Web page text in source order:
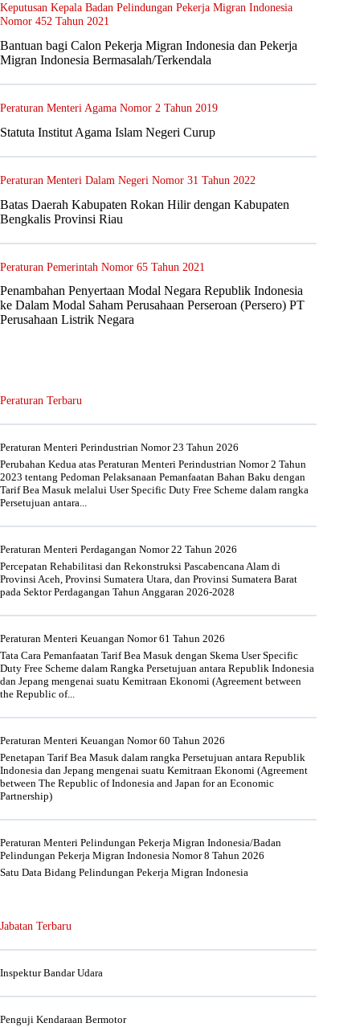
Keputusan Kepala Badan Pelindungan Pekerja Migran Indonesia
Nomor 452 Tahun 2021
Bantuan bagi Calon Pekerja Migran Indonesia dan Pekerja
Migran Indonesia Bermasalah/Terkendala
Peraturan Menteri Agama Nomor 2 Tahun 2019
Statuta Institut Agama Islam Negeri Curup
Peraturan Menteri Dalam Negeri Nomor 31 Tahun 2022
Batas Daerah Kabupaten Rokan Hilir dengan Kabupaten
Bengkalis Provinsi Riau
Peraturan Pemerintah Nomor 65 Tahun 2021
Penambahan Penyertaan Modal Negara Republik Indonesia
ke Dalam Modal Saham Perusahaan Perseroan (Persero) PT
Perusahaan Listrik Negara
Peraturan Terbaru
Peraturan Menteri Perindustrian Nomor 23 Tahun 2026
Perubahan Kedua atas Peraturan Menteri Perindustrian Nomor 2 Tahun
2023 tentang Pedoman Pelaksanaan Pemanfaatan Bahan Baku dengan
Tarif Bea Masuk melalui User Specific Duty Free Scheme dalam rangka
Persetujuan antara...
Peraturan Menteri Perdagangan Nomor 22 Tahun 2026
Percepatan Rehabilitasi dan Rekonstruksi Pascabencana Alam di
Provinsi Aceh, Provinsi Sumatera Utara, dan Provinsi Sumatera Barat
pada Sektor Perdagangan Tahun Anggaran 2026-2028
Peraturan Menteri Keuangan Nomor 61 Tahun 2026
Tata Cara Pemanfaatan Tarif Bea Masuk dengan Skema User Specific
Duty Free Scheme dalam Rangka Persetujuan antara Republik Indonesia
dan Jepang mengenai suatu Kemitraan Ekonomi (Agreement between
the Republic of...
Peraturan Menteri Keuangan Nomor 60 Tahun 2026
Penetapan Tarif Bea Masuk dalam rangka Persetujuan antara Republik
Indonesia dan Jepang mengenai suatu Kemitraan Ekonomi (Agreement
between The Republic of Indonesia and Japan for an Economic
Partnership)
Peraturan Menteri Pelindungan Pekerja Migran Indonesia/Badan
Pelindungan Pekerja Migran Indonesia Nomor 8 Tahun 2026
Satu Data Bidang Pelindungan Pekerja Migran Indonesia
Jabatan Terbaru
Inspektur Bandar Udara
Penguji Kendaraan Bermotor